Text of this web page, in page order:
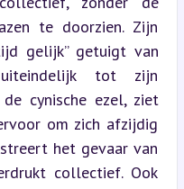
te doorzien. Zijn
gelijk” getuigt van
tot zijn
cynische ezel, ziet
om zich afzijdig
het gevaar van
collectief. Ook